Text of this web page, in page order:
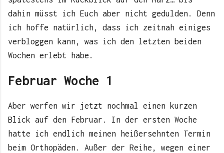
dahin müsst ich Euch aber nicht gedulden. Denn
ich hoffe natürlich, dass ich zeitnah einiges
verbloggen kann, was ich den letzten beiden
Wochen erlebt habe.
Februar Woche 1
Aber werfen wir jetzt nochmal einen kurzen
Blick auf den Februar. In der ersten Woche
hatte ich endlich meinen heißersehnten Termin
beim Orthopäden. Außer der Reihe, wegen einer